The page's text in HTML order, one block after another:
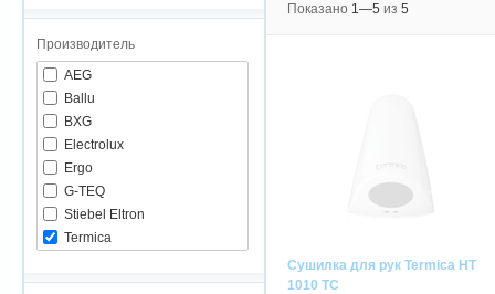
Производитель
AEG
Ballu
BXG
Electrolux
Ergo
G-TEQ
Stiebel Eltron
Termica
Тропик
Показано 1—5 из 5
Сушилка для рук Termica HT
1010 TC